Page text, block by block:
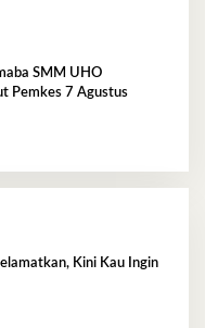
SMM UHO
Pemkes 7 Agustus
Kini Kau Ingin